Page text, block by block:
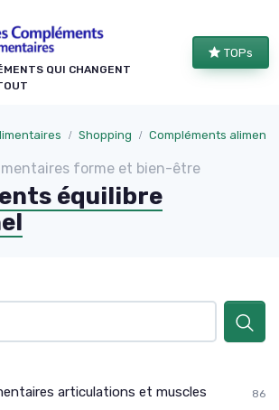
QUI CHANGENT
TOPs
Shopping Compléments
forme et bien-être
équilibre
articulations et muscles 86
des cookies